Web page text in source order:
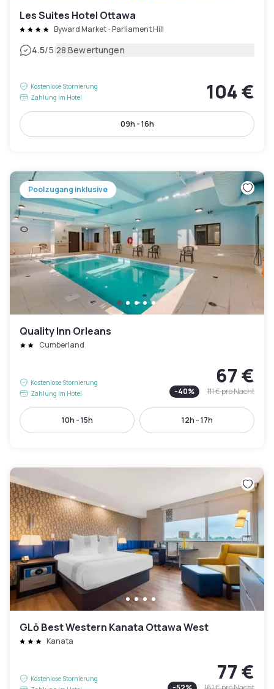
Les Suites Hotel Ottawa
Byward Market - Parliament Hill
4.5/5|28 Bewertungen
Kostenlose Stornierung
Zahlung im Hotel
104 €
09h - 16h
Poolzugang inklusive
Quality Inn Orleans
Cumberland
Kostenlose Stornierung
Zahlung im Hotel
67 €
-40% 111 €pro Nacht
10h - 15h 12h - 17h
GLō Best Western Kanata Ottawa West
Kanata
Kostenlose Stornierung
77 €